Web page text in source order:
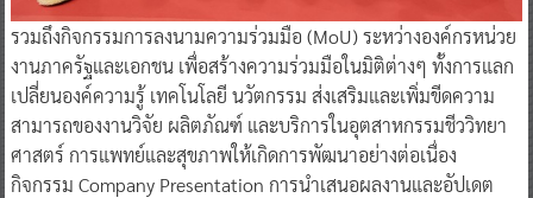
รวมถึงกิจกรรมการลงนามความร่วมมือ (MoU) ระหว่างองค์กรหน่วย
งานภาครัฐและเอกชน เพื่อสร้างความร่วมมือในมิติต่างๆ ทั้งการแลก
เปลี่ยนองค์ความรู้ เทคโนโลยี นวัตกรรม ส่งเสริมและเพิ่มขีดความ
สามารถของงานวิจัย ผลิตภัณฑ์ และบริการในอุตสาหกรรมชีววิทยา
ศาสตร์ การแพทย์และสุขภาพให้เกิดการพัฒนาอย่างต่อเนื่อง
กิจกรรม Company Presentation การนำเสนอผลงานและอัปเดต